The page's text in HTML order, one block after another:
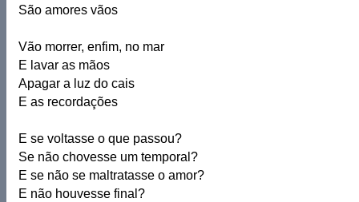
São amores vãos
Vão morrer, enfim, no mar
E lavar as mãos
Apagar a luz do cais
E as recordações
E se voltasse o que passou?
Se não chovesse um temporal?
E se não se maltratasse o amor?
E não houvesse final?